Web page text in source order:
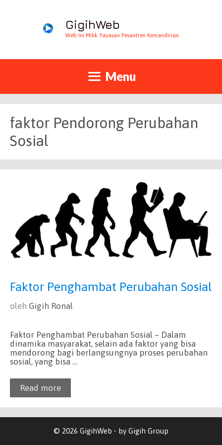
GigihWeb
Web Ini Milik Yayasan Pesantren Kemandirian
Menu
faktor Pendorong Perubahan
Sosial
Faktor Penghambat Perubahan Sosial
oleh Gigih Ronal
Faktor Penghambat Perubahan Sosial – Dalam
dinamika masyarakat, selain ada faktor yang bisa
mendorong bagi berlangsungnya proses perubahan
sosial, yang bisa …
Read more
© 2026 GigihWeb • by Gigih Group